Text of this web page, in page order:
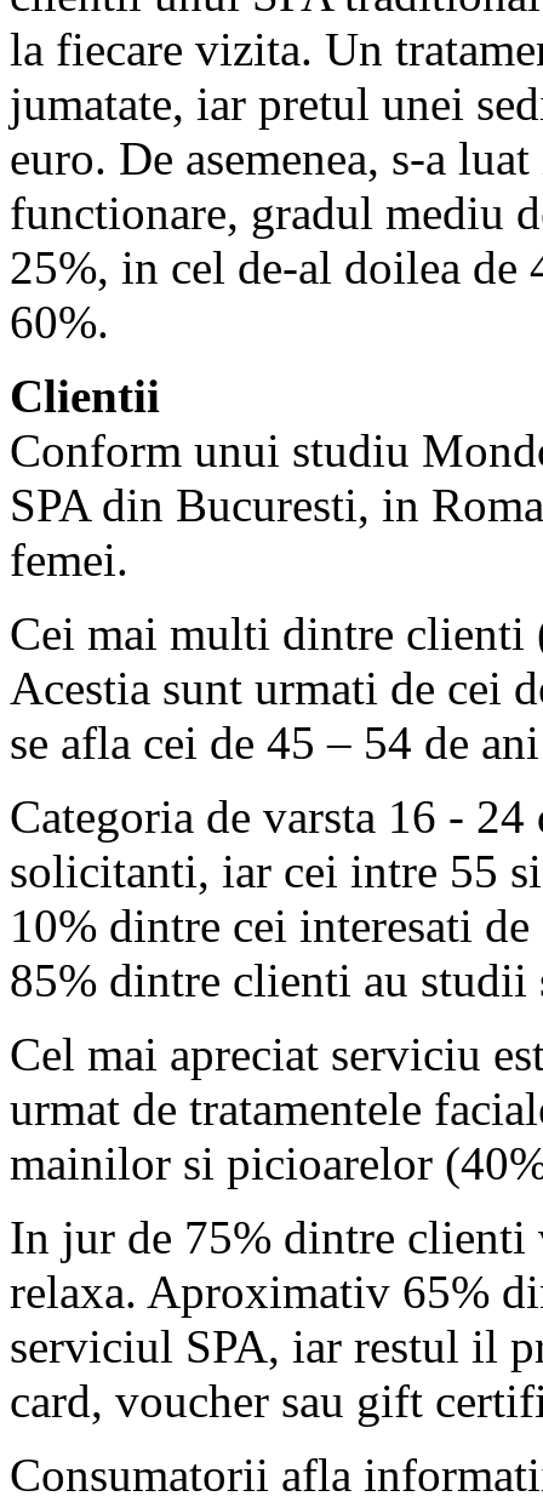
la fiecare vizita. Un
jumatate, iar pretul unei
euro. De asemenea, s-a
functionare, gradul mediu
25%, in cel de-al doilea de
60%.
Clientii
Conform unui studiu
SPA din Bucuresti, in
femei.
Cei mai multi dintre clienti
Acestia sunt urmati de cei
se afla cei de 45 – 54 de
Categoria de varsta 16 -
solicitanti, iar cei intre 55
10% dintre cei interesati de
85% dintre clienti au studii
Cel mai apreciat serviciu
urmat de tratamentele
mainilor si picioarelor
In jur de 75% dintre clienti
relaxa. Aproximativ 65%
serviciul SPA, iar restul il
card, voucher sau gift
Consumatorii afla